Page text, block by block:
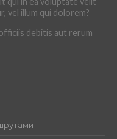
vel illum qui dolorem?
debitis aut rerum